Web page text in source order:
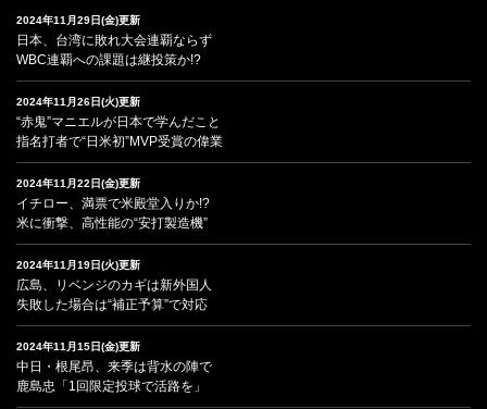
2024年11月29日(金)更新
日本、台湾に敗れ大会連覇ならず
WBC連覇への課題は継投策か!?
2024年11月26日(火)更新
“赤鬼”マニエルが日本で学んだこと
指名打者で“日米初”MVP受賞の偉業
2024年11月22日(金)更新
イチロー、満票で米殿堂入りか!?
米に衝撃、高性能の“安打製造機”
2024年11月19日(火)更新
広島、リベンジのカギは新外国人
失敗した場合は“補正予算”で対応
2024年11月15日(金)更新
中日・根尾昂、来季は背水の陣で
鹿島忠「1回限定投球で活路を」